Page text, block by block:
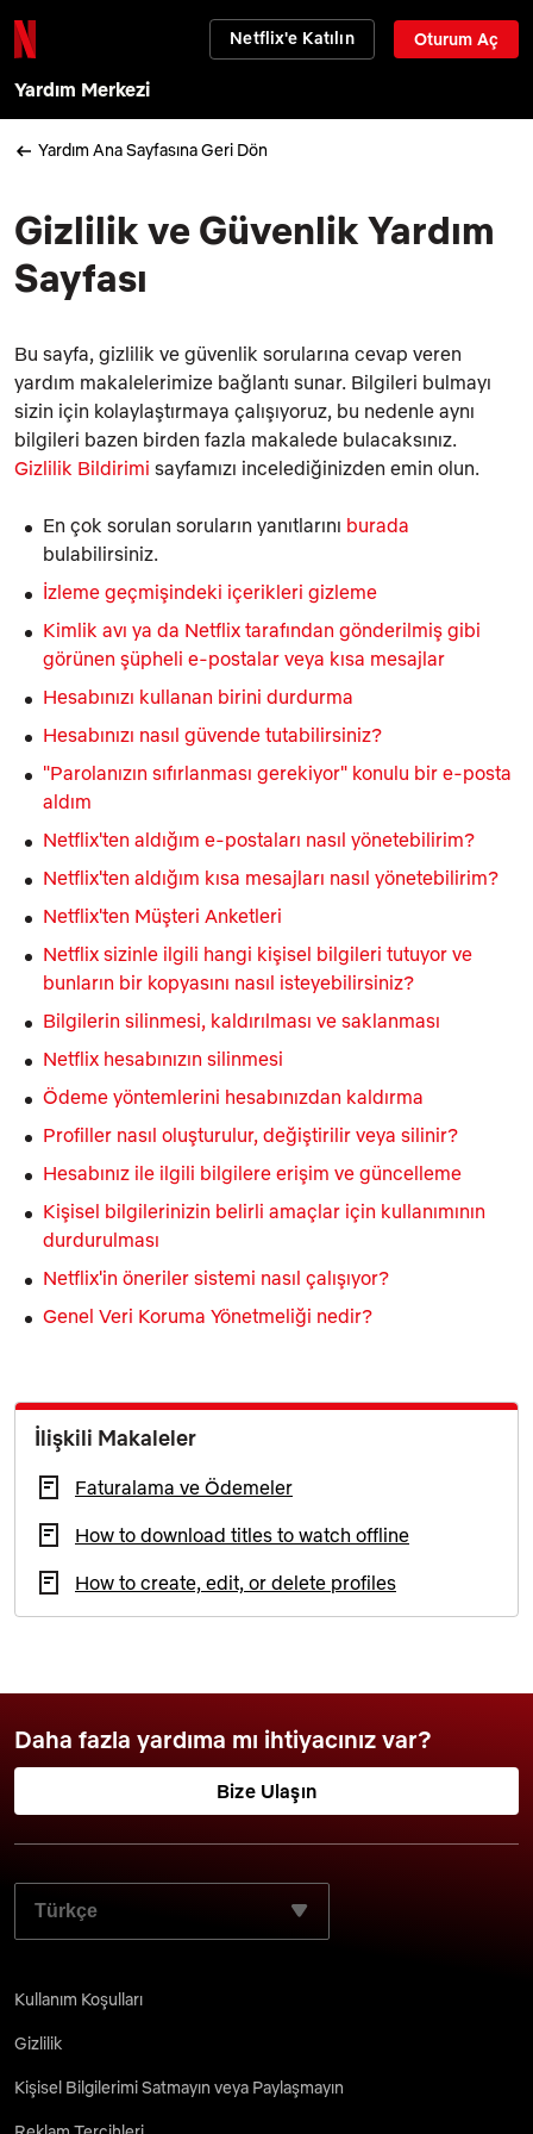
Netflix'e Katılın Oturum Aç
Yardım Merkezi
Yardım Ana Sayfasına Geri Dön
Gizlilik ve Güvenlik Yardım
Sayfası
Bu sayfa, gizlilik ve güvenlik sorularına cevap veren
yardım makalelerimize bağlantı sunar. Bilgileri bulmayı
sizin için kolaylaştırmaya çalışıyoruz, bu nedenle aynı
bilgileri bazen birden fazla makalede bulacaksınız.
Gizlilik Bildirimi sayfamızı incelediğinizden emin olun.
En çok sorulan soruların yanıtlarını burada
bulabilirsiniz.
İzleme geçmişindeki içerikleri gizleme
Kimlik avı ya da Netflix tarafından gönderilmiş gibi
görünen şüpheli e-postalar veya kısa mesajlar
Hesabınızı kullanan birini durdurma
Hesabınızı nasıl güvende tutabilirsiniz?
"Parolanızın sıfırlanması gerekiyor" konulu bir e-posta
aldım
Netflix'ten aldığım e-postaları nasıl yönetebilirim?
Netflix'ten aldığım kısa mesajları nasıl yönetebilirim?
Netflix'ten Müşteri Anketleri
Netflix sizinle ilgili hangi kişisel bilgileri tutuyor ve
bunların bir kopyasını nasıl isteyebilirsiniz?
Bilgilerin silinmesi, kaldırılması ve saklanması
Netflix hesabınızın silinmesi
Ödeme yöntemlerini hesabınızdan kaldırma
Profiller nasıl oluşturulur, değiştirilir veya silinir?
Hesabınız ile ilgili bilgilere erişim ve güncelleme
Kişisel bilgilerinizin belirli amaçlar için kullanımının
durdurulması
Netflix'in öneriler sistemi nasıl çalışıyor?
Genel Veri Koruma Yönetmeliği nedir?
İlişkili Makaleler
Faturalama ve Ödemeler
How to download titles to watch offline
How to create, edit, or delete profiles
Daha fazla yardıma mı ihtiyacınız var?
Bize Ulaşın
TERCIH ETTIĞINIZ DILI SEÇIN:
Kullanım Koşulları
Gizlilik
Kişisel Bilgilerimi Satmayın veya Paylaşmayın